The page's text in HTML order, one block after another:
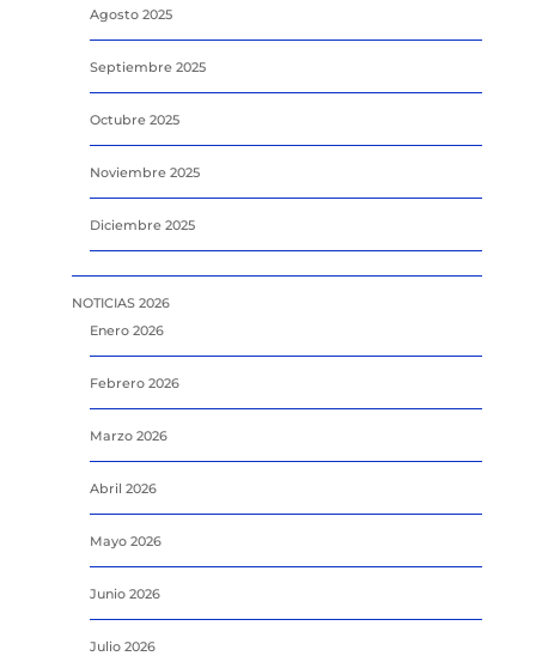
Agosto 2025
Septiembre 2025
Octubre 2025
Noviembre 2025
Diciembre 2025
NOTICIAS 2026
Enero 2026
Febrero 2026
Marzo 2026
Abril 2026
Mayo 2026
Junio 2026
Julio 2026